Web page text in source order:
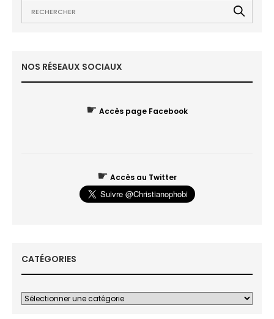
NOS RÉSEAUX SOCIAUX
☛ Accès page Facebook
☛ Accès au Twitter
CATÉGORIES